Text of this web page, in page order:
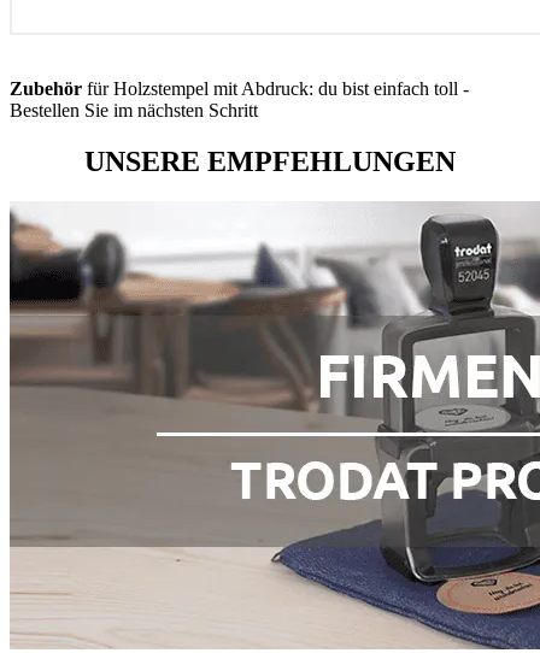
Zubehör für Holzstempel mit Abdruck: du bist einfach toll -
Bestellen Sie im nächsten Schritt
UNSERE EMPFEHLUNGEN